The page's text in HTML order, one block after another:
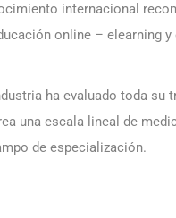
internacional
online – elearning
ha evaluado toda su
una escala lineal de
de especialización.